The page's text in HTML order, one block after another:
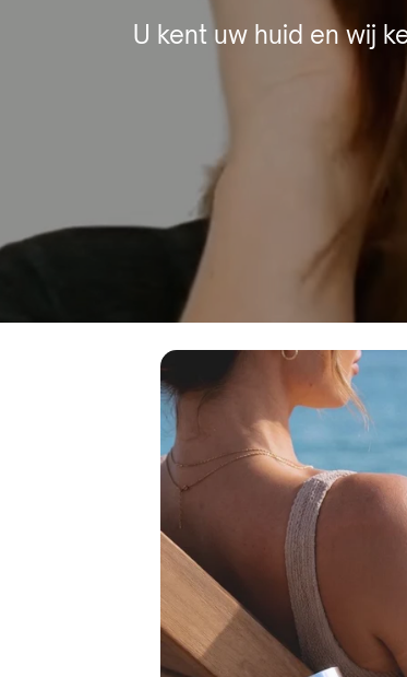
U kent uw huid en wij